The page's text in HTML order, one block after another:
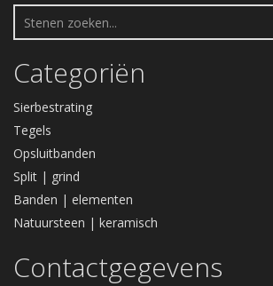
Categoriën
Sierbestrating
Tegels
Opsluitbanden
Split | grind
Banden | elementen
Natuursteen | keramisch
Contactgegevens